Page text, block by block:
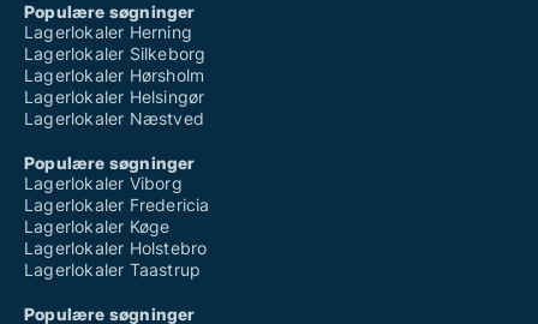
Populære søgninger
Lagerlokaler Herning
Lagerlokaler Silkeborg
Lagerlokaler Hørsholm
Lagerlokaler Helsingør
Lagerlokaler Næstved
Populære søgninger
Lagerlokaler Viborg
Lagerlokaler Fredericia
Lagerlokaler Køge
Lagerlokaler Holstebro
Lagerlokaler Taastrup
Populære søgninger